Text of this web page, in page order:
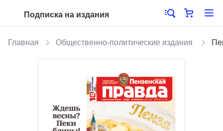
Подписка на издания
Главная Общественно-политические издания